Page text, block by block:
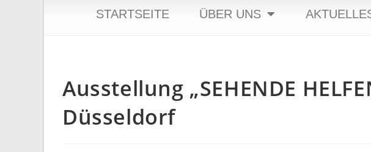
STARTSEITE ÜBER UNS
Ausstellung „SEHENDE
Düsseldorf